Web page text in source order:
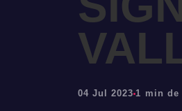
04 Jul 2023 1 min de